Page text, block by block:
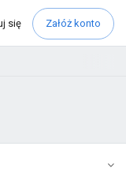
się Załóż konto